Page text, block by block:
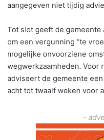
aangegeven niet tijdig
Tot slot geeft de gemeente
om een vergunning “te
mogelijke onvoorziene
wegwerkzaamheden. Voor
adviseert de gemeente
acht tot twaalf weken voor
-